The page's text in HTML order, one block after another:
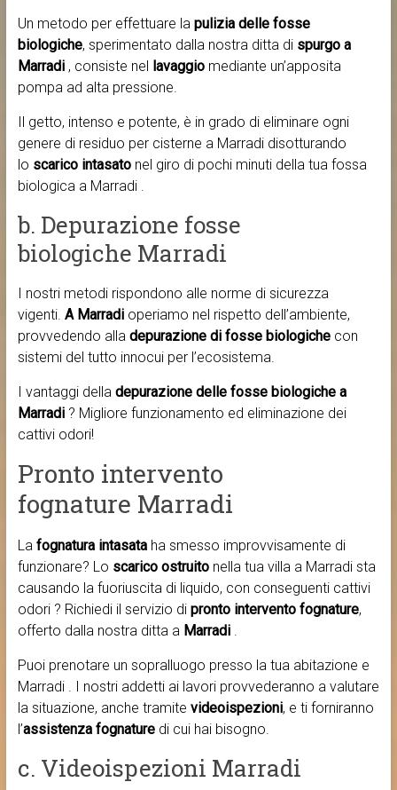
Un metodo per effettuare la pulizia delle fosse
biologiche, sperimentato dalla nostra ditta di spurgo a
Marradi , consiste nel lavaggiomediante un’apposita
pompa ad alta pressione.
Il getto, intenso e potente, è in grado di eliminare ogni
genere di residuo per cisterne a Marradi disotturando
lo scarico intasatonel giro di pochi minuti della tua fossa
biologica a Marradi .
b. Depurazione fosse
biologiche Marradi
I nostri metodi rispondono alle norme di sicurezza
vigenti. A Marradi operiamo nel rispetto dell’ambiente,
provvedendo alla depurazione di fosse biologichecon
sistemi del tutto innocui per l’ecosistema.
I vantaggi della depurazione delle fosse biologiche a
Marradi ? Migliore funzionamento ed eliminazione dei
cattivi odori!
Pronto intervento
fognature Marradi
La fognatura intasataha smesso improvvisamente di
funzionare? Lo scarico ostruitonella tua villa a Marradi sta
causando la fuoriuscita di liquido, con conseguenti cattivi
odori ? Richiedi il servizio di pronto intervento fognature,
offerto dalla nostra ditta a Marradi .
Puoi prenotare un sopralluogo presso la tua abitazione e
Marradi . I nostri addetti ai lavori provvederanno a valutare
la situazione, anche tramite videoispezioni, e ti forniranno
l’assistenza fognaturedi cui hai bisogno.
c. Videoispezioni Marradi